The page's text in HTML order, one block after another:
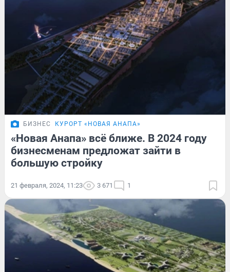
БИЗНЕС КУРОРТ «НОВАЯ АНАПА»
«Новая Анапа» всё ближе. В 2024 году
бизнесменам предложат зайти в
большую стройку
21 февраля, 2024, 11:23 3 671 1